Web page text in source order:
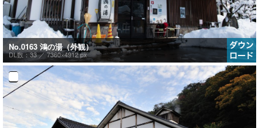
No.0163 鴻の湯（外観）
DL数：33 ／7360×4912 px